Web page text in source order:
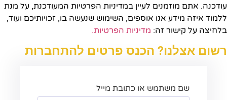
עודכנה. אתם מוזמנים לעיין במדיניות הפרטיות המעודכנת, על מנת
ללמוד איזה מידע אנו אוספים, השימוש שנעשה בו, זכויותיכם ועוד,
בלחיצה על קישור זה: מדיניות הפרטיות.​
רשום אצלנו? הכנס פרטים להתחברות
שם משתמש או כתובת מייל